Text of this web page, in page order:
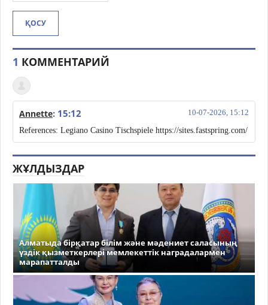
ҚОСУ
1 КОММЕНТАРИЙ
Annette 10-07-2026, 15:12
: 15:12
References: Legiano Casino Tischspiele https://sites.fastspring.com/
ЖҰЛДЫЗДАР
Алматыда бірқатар білім және мәдениет саласының
үздік қызметкерлері мемлекеттік наградалармен
марапатталды